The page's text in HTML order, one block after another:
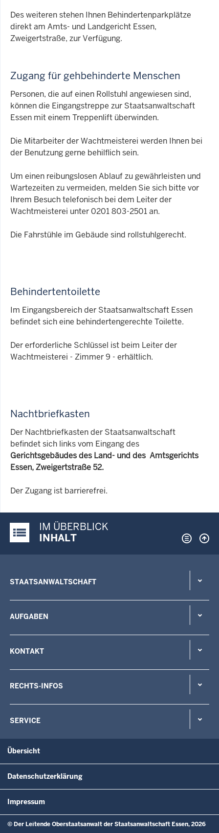
Des weiteren stehen Ihnen Behindertenparkplätze
direkt am Amts- und Landgericht Essen,
Zweigertstraße, zur Verfügung.
Zugang für gehbehinderte Menschen
Personen, die auf einen Rollstuhl angewiesen sind,
können die Eingangstreppe zur Staatsanwaltschaft
Essen mit einem Treppenlift überwinden.
Die Mitarbeiter der Wachtmeisterei werden Ihnen bei
der Benutzung gerne behilflich sein.
Um einen reibungslosen Ablauf zu gewährleisten und
Wartezeiten zu vermeiden, melden Sie sich bitte vor
Ihrem Besuch telefonisch bei dem Leiter der
Wachtmeisterei unter 0201 803-2501 an.
Die Fahrstühle im Gebäude sind rollstuhlgerecht.
Behindertentoilette
Im Eingangsbereich der Staatsanwaltschaft Essen
befindet sich eine behindertengerechte Toilette.
Der erforderliche Schlüssel ist beim Leiter der
Wachtmeisterei - Zimmer 9 - erhältlich.
Nachtbriefkasten
Der Nachtbriefkasten der Staatsanwaltschaft
befindet sich links vom Eingang des
Gerichtsgebäudes des Land- und des Amtsgerichts
Essen, Zweigertstraße 52.
Der Zugang ist barrierefrei.
Justiz-Portal im Überblick:
IM ÜBERBLICK
INHALT
STAATSANWALTSCHAFT
AUFGABEN
KONTAKT
RECHTS-INFOS
SERVICE
Übersicht
Datenschutzerklärung
Impressum
© Der Leitende Oberstaatsanwalt der Staatsanwaltschaft Essen, 2026